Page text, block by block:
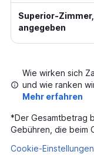
Superior-
angegeben
Wie wirken sich
und wie ranken
Mehr erfahren
*Der Gesamtbetrag
Gebühren, die beim
Cookie-Einstellungen